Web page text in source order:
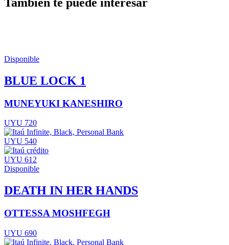
Disponible
BLUE LOCK 1
MUNEYUKI KANESHIRO
UYU 720
UYU 540
UYU 612
Disponible
DEATH IN HER HANDS
OTTESSA MOSHFEGH
UYU 690